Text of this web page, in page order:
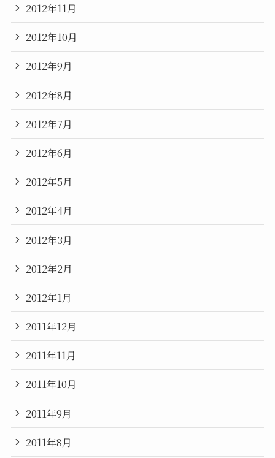
2012年11月
2012年10月
2012年9月
2012年8月
2012年7月
2012年6月
2012年5月
2012年4月
2012年3月
2012年2月
2012年1月
2011年12月
2011年11月
2011年10月
2011年9月
2011年8月